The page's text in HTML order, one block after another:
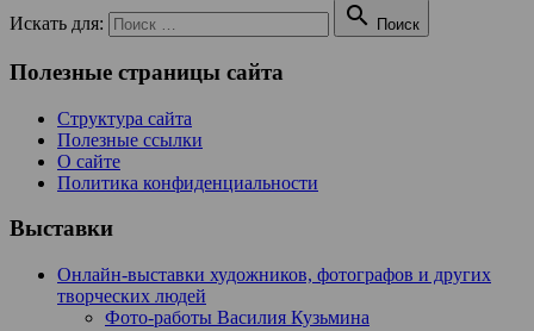
Искать для:  Поиск
Полезные страницы сайта
Структура сайта
Полезные ссылки
О сайте
Политика конфиденциальности
Выставки
Онлайн-выставки художников, фотографов и других
творческих людей
Фото-работы Василия Кузьмина